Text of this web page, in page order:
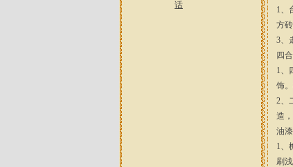
1、
方
3、
四
1、
饰
2、
造
油
1、
刷